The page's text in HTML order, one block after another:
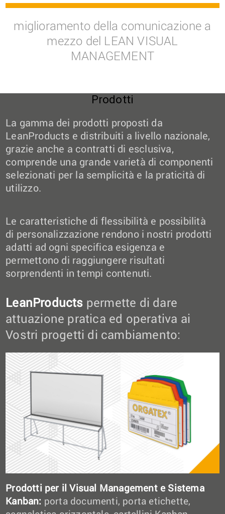
miglioramento della comunicazione a
mezzo del LEAN VISUAL
MANAGEMENT
Prodotti
La gamma dei prodotti proposti da
LeanProducts e distribuiti a livello nazionale,
grazie anche a contratti di esclusiva,
comprende una grande varietà di componenti
selezionati per la semplicità e la praticità di
utilizzo.
Le caratteristiche di flessibilità e possibilità
di personalizzazione rendono i nostri prodotti
adatti ad ogni specifica esigenza e
permettono di raggiungere risultati
sorprendenti in tempi contenuti.
LeanProducts permette di dare
attuazione pratica ed operativa ai
Vostri progetti di cambiamento:
Prodotti per il Visual Management e Sistema
Kanban: porta documenti, porta etichette,